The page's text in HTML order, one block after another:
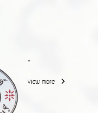
-
View more